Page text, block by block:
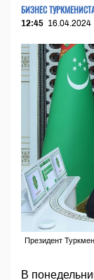
БИЗНЕС
12:45 16.04.2024
Президент
В